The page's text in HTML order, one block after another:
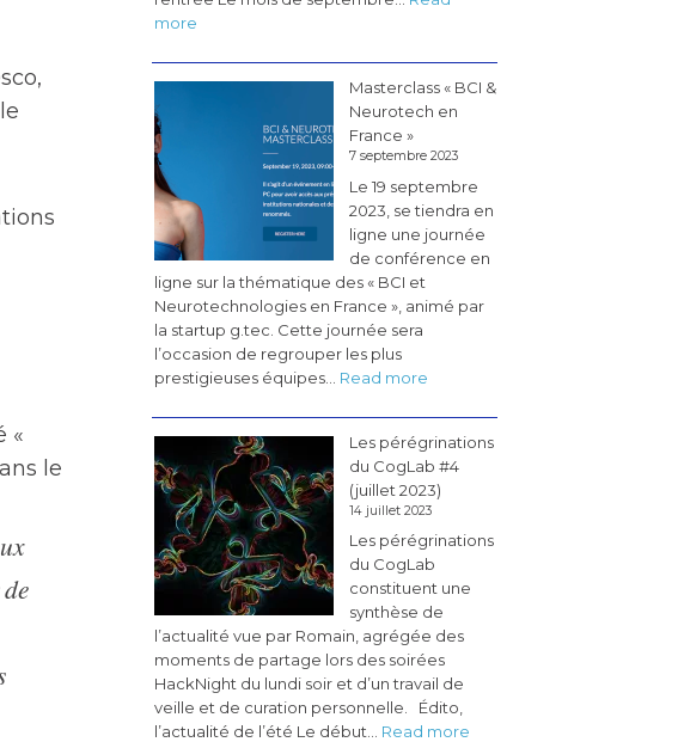
«
le
more
pérégrinations
(novembre
Masterclass « BCI &
Neurotech en
France »
7 septembre 2023
Le 19 septembre
2023, se tiendra en
ligne une journée
de conférence en
ligne sur la thématique des « BCI et
Neurotechnologies en France », animé par
la startup g.tec. Cette journée sera
l’occasion de regrouper les plus
prestigieuses équipes… Read more
«
BCI
&
Neurotech
en
France
»
Les pérégrinations
du CogLab #4
(juillet 2023)
14 juillet 2023
Les pérégrinations
du CogLab
constituent une
synthèse de
l’actualité vue par Romain, agrégée des
moments de partage lors des soirées
HackNight du lundi soir et d’un travail de
veille et de curation personnelle. Édito,
l’actualité de l’été Le début… Read more